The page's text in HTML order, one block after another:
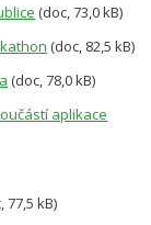
(doc, 73,0 kB)
(doc, 82,5 kB)
(doc, 78,0 kB)
aplikace
77,5 kB)